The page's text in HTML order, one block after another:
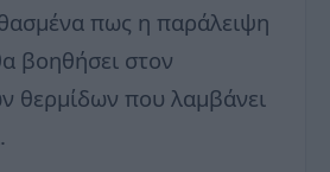
πως η παράλειψη
βοηθήσει στον
θερμίδων που λαμβάνει